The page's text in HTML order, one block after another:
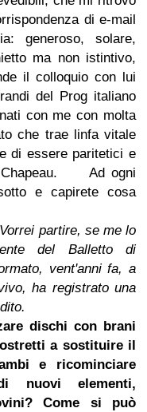
di e-mail
generoso, solare,
ma non istintivo,
il colloquio con lui
del Prog italiano
con me con molta
che trae linfa vitale
di essere paritetici e
Chapeau. Ad ogni
e capirete cosa
partire, se me lo
del Balletto di
vent'anni fa, a
ha registrato una
dischi con brani
a sostituire il
e ricominciare
nuovi elementi,
Come si può